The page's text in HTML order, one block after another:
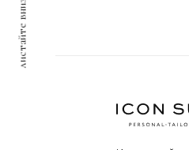
листайте вниз